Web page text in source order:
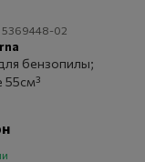
5369448-02
бензопилы;
55см³